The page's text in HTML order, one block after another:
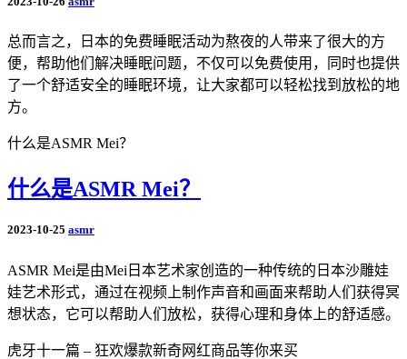
总而言之，日本的免费睡眠活动为熬夜的人带来了很大的方
便，帮助他们解决睡眠问题，不仅可以免费使用，同时也提供
了一个舒适安全的睡眠环境，让大家都可以轻松找到放松的地
方。
什么是ASMR Mei？
什么是ASMR Mei？
2023-10-25 asmr
ASMR Mei是由Mei日本艺术家创造的一种传统的日本沙雕娃
娃艺术形式，通过在视频上制作声音和画面来帮助人们获得冥
想状态，它可以帮助人们放松，获得心理和身体上的舒适感。
虎牙十一篇 – 狂欢爆款新奇网红商品等你来买